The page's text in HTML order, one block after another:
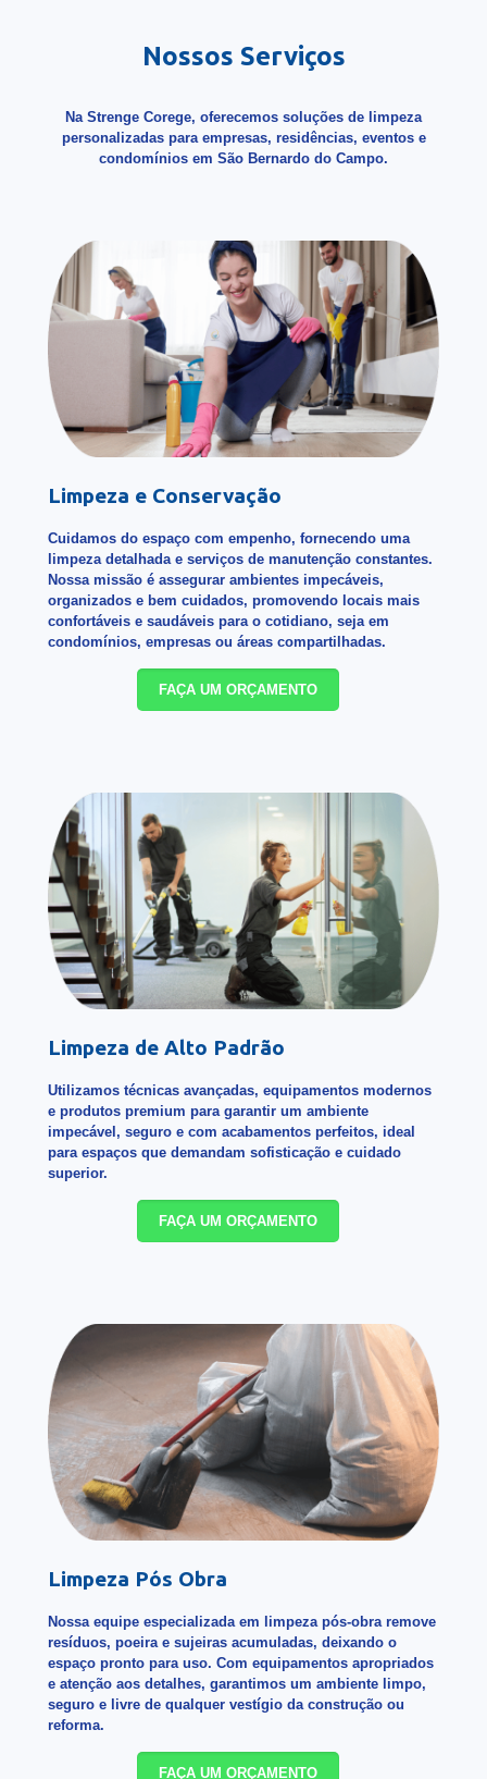
Nossos Serviços
Na Strenge Corege, oferecemos soluções de limpeza
personalizadas para empresas, residências, eventos e
condomínios em São Bernardo do Campo.
Limpeza e Conservação
Cuidamos do espaço com empenho, fornecendo uma
limpeza detalhada e serviços de manutenção constantes.
Nossa missão é assegurar ambientes impecáveis,
organizados e bem cuidados, promovendo locais mais
confortáveis e saudáveis para o cotidiano, seja em
condomínios, empresas ou áreas compartilhadas.
FAÇA UM ORÇAMENTO
Limpeza de Alto Padrão
Utilizamos técnicas avançadas, equipamentos modernos
e produtos premium para garantir um ambiente
impecável, seguro e com acabamentos perfeitos, ideal
para espaços que demandam sofisticação e cuidado
superior.
FAÇA UM ORÇAMENTO
Limpeza Pós Obra
Nossa equipe especializada em limpeza pós-obra remove
resíduos, poeira e sujeiras acumuladas, deixando o
espaço pronto para uso. Com equipamentos apropriados
e atenção aos detalhes, garantimos um ambiente limpo,
seguro e livre de qualquer vestígio da construção ou
reforma.
FAÇA UM ORÇAMENTO